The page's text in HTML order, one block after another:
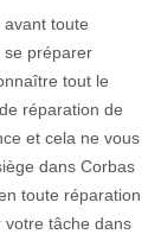
toute
se préparer
tout le
réparation de
et cela ne vous
dans Corbas
toute réparation
votre tâche dans